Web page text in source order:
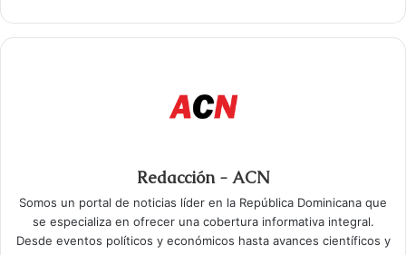
Redacción - ACN
Somos un portal de noticias líder en la República Dominicana que
se especializa en ofrecer una cobertura informativa integral.
Desde eventos políticos y económicos hasta avances científicos y